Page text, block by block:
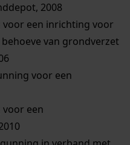
2008
een inrichting voor
van grondverzet
voor een
een